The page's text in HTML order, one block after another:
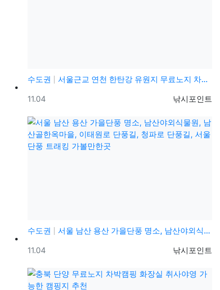
수도권
서울근교 연천 한탄강 유원지 무료노지 차박캠핑 가볼만한…
등록자
낚시포인트
등록일
11.04
수도권
서울 남산 용산 가을단풍 명소, 남산야외식물원, 남산골…
등록자
낚시포인트
등록일
11.04